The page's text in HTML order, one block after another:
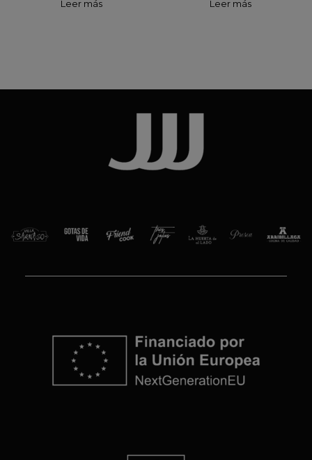
Leer más Leer más